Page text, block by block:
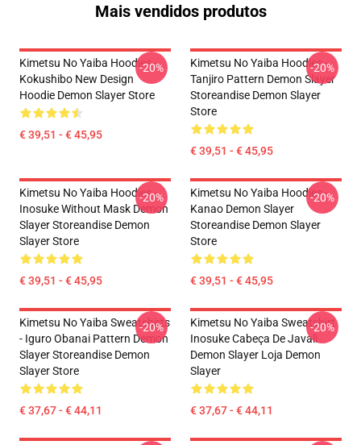
Mais vendidos produtos
Kimetsu No Yaiba Hoodies -
Kokushibo New Design
Hoodie Demon Slayer Store
€ 39,51 - € 45,95
-20%
Kimetsu No Yaiba Hoodies -
Tanjiro Pattern Demon Slayer
Storeandise Demon Slayer
Store
€ 39,51 - € 45,95
-20%
Kimetsu No Yaiba Hoodies -
Inosuke Without Mask Demon
Slayer Storeandise Demon
Slayer Store
€ 39,51 - € 45,95
-20%
Kimetsu No Yaiba Hoodies -
Kanao Demon Slayer
Storeandise Demon Slayer
Store
€ 39,51 - € 45,95
-20%
Kimetsu No Yaiba Sweatshirts
- Iguro Obanai Pattern Demon
Slayer Storeandise Demon
Slayer Store
€ 37,67 - € 44,11
-20%
Kimetsu No Yaiba Sweatshirt
Inosuke Cabeça De Javali
Demon Slayer Loja Demon
Slayer
€ 37,67 - € 44,11
-20%